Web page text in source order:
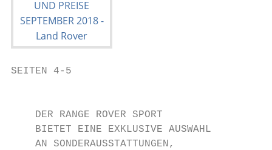
SEITEN 4-5
    DER RANGE ROVER SPORT
    BIETET EINE EXKLUSIVE AUSWAHL
    AN SONDERAUSSTATTUNGEN,